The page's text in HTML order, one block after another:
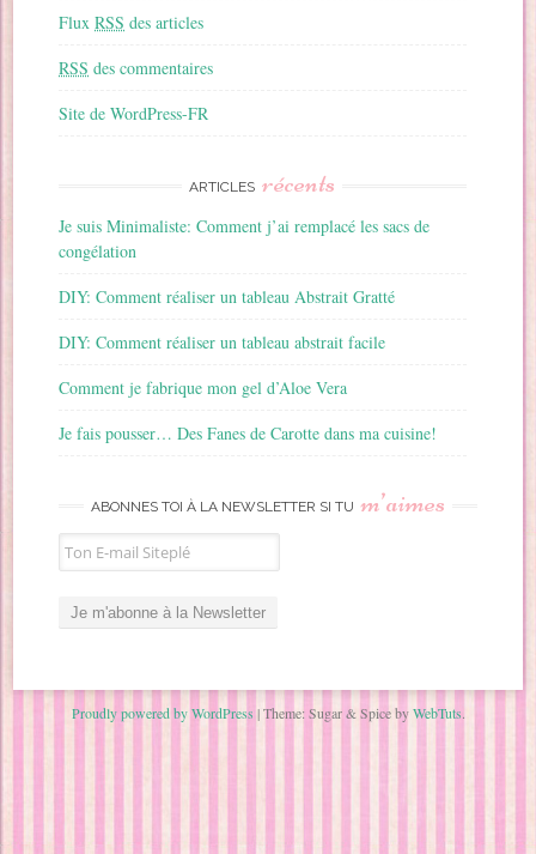
FluxRSS des articles
RSS des commentaires
Site de WordPress-FR
ARTICLES récents
Je suis Minimaliste: Comment j’ai remplacé les sacs de
congélation
DIY: Comment réaliser un tableau Abstrait Gratté
DIY: Comment réaliser un tableau abstrait facile
Comment je fabrique mon gel d’Aloe Vera
Je fais pousser… Des Fanes de Carotte dans ma cuisine!
ABONNES TOI À LA NEWSLETTER SI TU m’aimes
Proudly powered by WordPress |Theme: Sugar & Spice byWebTuts.